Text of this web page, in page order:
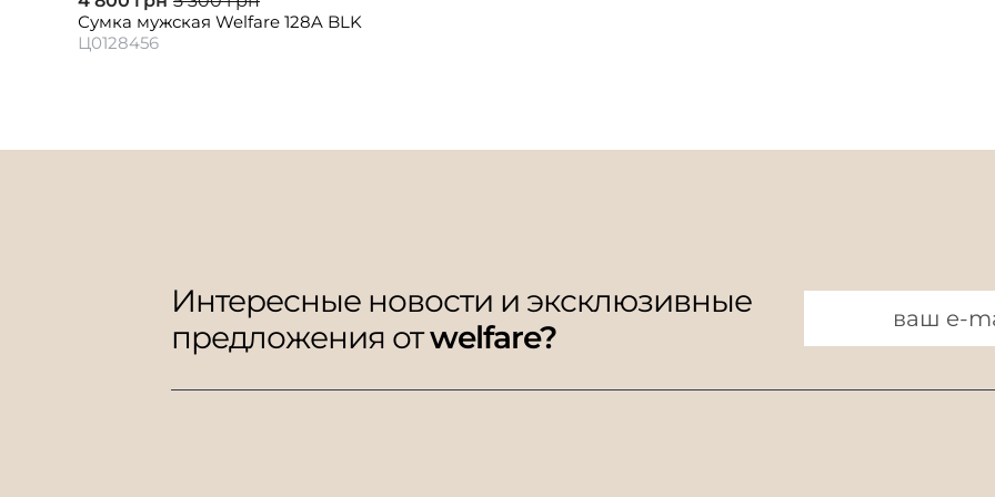
Сумка мужская Welfare 128A BLK
Ц0128456
Интересные новости и эксклюзивные
предложения отwelfare?